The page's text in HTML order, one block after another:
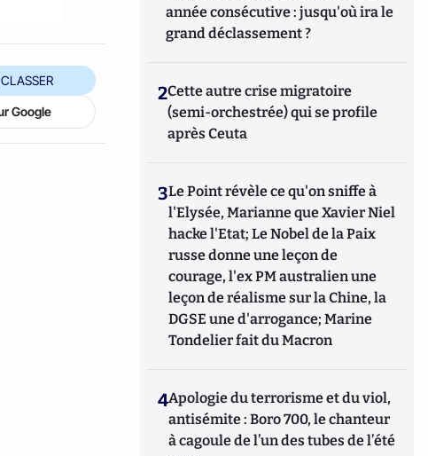
CLASSER
Google
année consécutive : jusqu'où ira le
grand déclassement ?
2Cette autre crise migratoire
(semi-orchestrée) qui se profile
après Ceuta
3Le Point révèle ce qu'on sniffe à
l'Elysée, Marianne que Xavier Niel
hacke l'Etat; Le Nobel de la Paix
russe donne une leçon de
courage, l'ex PM australien une
leçon de réalisme sur la Chine, la
DGSE une d'arrogance; Marine
Tondelier fait du Macron
4Apologie du terrorisme et du viol,
antisémite : Boro 700, le chanteur
à cagoule de l’un des tubes de l’été